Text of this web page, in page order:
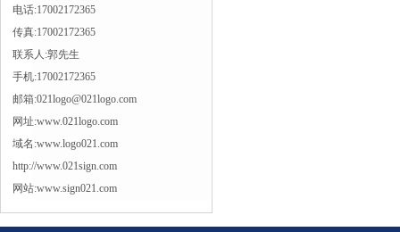
电话:17002172365
传真:17002172365
联系人:郭先生
手机:17002172365
邮箱:021logo@021logo.com
网址:www.021logo.com
域名:www.logo021.com
http://www.021sign.com
网站:www.sign021.com